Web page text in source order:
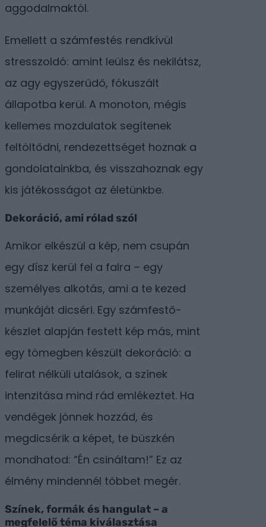
aggodalmaktól.
Emellett a számfestés rendkívül
stresszoldó: amint leülsz és nekilátsz,
az agy egyszerűdő, fókuszált
állapotba kerül. A monoton, mégis
kellemes mozdulatok segítenek
feltöltődni, rendezettséget hoznak a
gondolatainkba, és visszahoznak egy
kis játékosságot az életünkbe.
Dekoráció, ami rólad szól
Amikor elkészül a kép, nem csupán
egy dísz kerül fel a falra – egy
személyes alkotás, ami a te kezed
munkáját dicséri. Egy számfestő-
készlet alapján festett kép más, mint
egy tömegben készült dekoráció: a
felirat nélküli utalások, a színek
intenzitása mind rád emlékeztet. Ha
vendégek jönnek hozzád, és
megdicsérik a képet, te büszkén
mondhatod: “Én csináltam!” Ez az
élmény mindennél többet megér.
Színek, formák és hangulat – a
megfelelő téma kiválasztása